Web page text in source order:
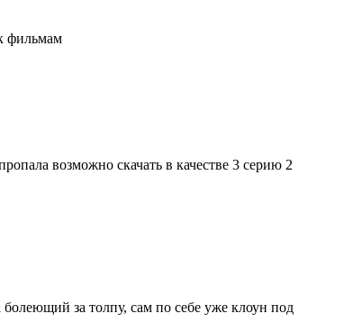
фильмам
возможно скачать в качестве 3 серию 2
болеющий за толпу, сам по себе уже клоун под